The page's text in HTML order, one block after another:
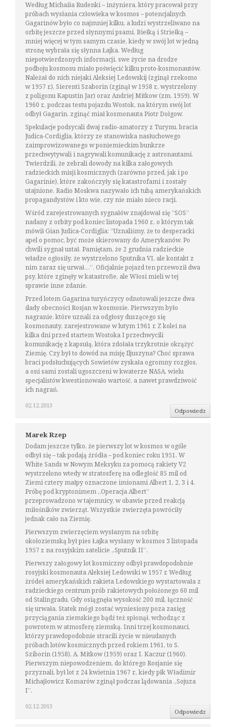
02.12.2013
Według Michaiła Rudenki – inżyniera, który pracował przy
próbach wysłania człowieka w kosmos – potencjalnych
Gagarinów było co najmniej kilku, a ludzi wystrzeliwano na
orbitę jeszcze przed słynnymi psami, Biełką i Striełką –
mniej więcej w tym samym czasie, kiedy w swój lot w jedną
stronę wybrała się słynna Łajka. Według
niepotwierdzonych informacji, swe życie na drodze
podboju kosmosu miało poświęcić kilku proto-kosmonautów.
Należał do nich niejaki Aleksiej Ledowskij (zginął rzekomo
w 1957 r.), Sierenti Szaborin (zginął w 1958 r., wystrzelony
z poligonu Kapustin Jar) oraz Andriej Mitkow (zm. 1959). W
1960 r., podczas testu pojazdu Wostok, na którym swój lot
odbył Gagarin, zginąć miał kosmonauta Piotr Dołgow.
Spekulacje podsycali dwaj radio-amatorzy z Turynu, bracia
Judica-Cordiglia, którzy ze stanowiska nasłuchowego
zaimprowizowanego w poniemieckim bunkrze
przechwytywali i nagrywali komunikację z astronautami.
Twierdzili, że zebrali dowody na kilka załogowych
radzieckich misji kosmicznych (zarówno przed, jak i po
Gagarinie), które zakończyły się katastrofami i zostały
utajnione. Radio Moskwa nazywało ich tubą amerykańskich
propagandystów i kto wie, czy nie miało nieco racji.
Wśród zarejestrowanych sygnałów znajdował się “SOS”
nadany z orbity pod koniec listopada 1960 r., o którym tak
mówił Gian Judica-Cordiglia: “Uznaliśmy, że to desperacki
apel o pomoc, być może skierowany do Amerykanów. Po
chwili sygnał ustał. Pamiętam, że 2 grudnia radzieckie
władze ogłosiły, że wystrzelono Sputnika VI, ale kontakt z
nim zaraz się urwał…”. Oficjalnie pojazd ten przewoził dwa
psy, które zginęły w katastrofie, ale Włosi mieli w tej
sprawie inne zdanie.
Przed lotem Gagarina turyńczycy odnotowali jeszcze dwa
ślady obecności Rosjan w kosmosie. Pierwszym było
nagranie, które uznali za odgłosy duszącego się
kosmonauty, zarejestrowane w lutym 1961 r. Z kolei na
kilka dni przed startem Wostoka I przechwycili
komunikację z kapsułą, która zdołała trzykrotnie okrążyć
Ziemię. Czy był to dowód na misję Iljuszyna? Choć sprawa
braci podsłuchujących Sowietów zyskała ogromny rozgłos,
a oni sami zostali ugoszczeni w kwaterze NASA, wielu
specjalistów kwestionowało wartość, a nawet prawdziwość
ich nagrań.
Odpowiedz
Marek Rzep
02.12.2013
Dodam jeszcze tylko, że pierwszy lot w kosmos w ogóle
odbył się – tak podają źródła – pod koniec roku 1951. W
White Sands w Nowym Meksyku za pomocą rakiety V2
wystrzelono wtedy w stratosferę na odległość 85 mil od
Ziemi cztery małpy oznaczone imionami Albert 1, 2, 3 i 4.
Próbę pod kryptonimem „Operacja Albert”
przeprowadzono w tajemnicy, w obawie przed reakcją
miłośników zwierząt. Wszystkie zwierzęta powróciły
jednak cało na Ziemię.
Pierwszym zwierzęciem wysłanym na orbitę
okołoziemską był pies Łajka wysłany w kosmos 3 listopada
1957 r. na rosyjskim satelicie „Sputnik II”.
Pierwszy załogowy lot kosmiczny odbył prawdopodobnie
rosyjski kosmonauta Aleksiej Ledowski w 1957 r. Według
źródeł amerykańskich rakieta Ledowskiego wystartowała z
radzieckiego centrum prób rakietowych położonego 60 mil
od Stalingradu. Gdy osiągnęła wysokość 200 mil, łączność
się urwała. Statek mógł zostać wyniesiony poza zasięg
przyciągania ziemskiego bądź też spłonął, wchodząc z
powrotem w atmosferę ziemską. Inni trzej kosmonauci,
którzy prawdopodobnie stracili życie w nieudanych
próbach lotów kosmicznych przed rokiem 1961, to S.
Sziborin (1958), A. Mitkow (1959) oraz I. Kaczur (1960).
Pierwszym niepowodzeniem, do którego Rosjanie się
przyznali, był lot z 24 kwietnia 1967 r., kiedy płk Władimir
Michajłowicz Komarów zginął podczas lądowania „Sojuza
I”.
Odpowiedz